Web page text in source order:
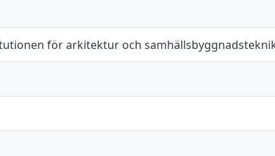
för arkitektur och samhällsbyggnadsteknik